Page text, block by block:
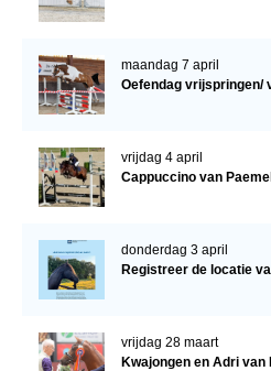
maandag 7 april
Oefendag vrijspringen/
vrijdag 4 april
Cappuccino van
donderdag 3 april
Registreer de locatie
vrijdag 28 maart
Kwajongen en Adri van